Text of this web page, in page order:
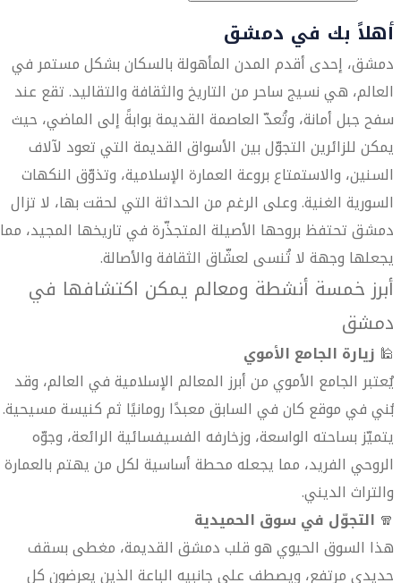
أهلاً بك في دمشق
دمشق، إحدى أقدم المدن المأهولة بالسكان بشكل مستمر في
العالم، هي نسيج ساحر من التاريخ والثقافة والتقاليد. تقع عند
سفح جبل أمانة، وتُعدّ العاصمة القديمة بوابةً إلى الماضي، حيث
يمكن للزائرين التجوّل بين الأسواق القديمة التي تعود لآلاف
السنين، والاستمتاع بروعة العمارة الإسلامية، وتذوّق النكهات
السورية الغنية. وعلى الرغم من الحداثة التي لحقت بها، لا تزال
دمشق تحتفظ بروحها الأصيلة المتجذّرة في تاريخها المجيد، مما
يجعلها وجهة لا تُنسى لعشّاق الثقافة والأصالة.
أبرز خمسة أنشطة ومعالم يمكن اكتشافها في
دمشق
🕌 زيارة الجامع الأموي
يُعتبر الجامع الأموي من أبرز المعالم الإسلامية في العالم، وقد
بُني في موقع كان في السابق معبدًا رومانيًا ثم كنيسة مسيحية.
يتميّز بساحته الواسعة، وزخارفه الفسيفسائية الرائعة، وجوّه
الروحي الفريد، مما يجعله محطة أساسية لكل من يهتم بالعمارة
والتراث الديني.
🧣 التجوّل في سوق الحميدية
هذا السوق الحيوي هو قلب دمشق القديمة، مغطى بسقف
حديدي مرتفع، ويصطف على جانبيه الباعة الذين يعرضون كل